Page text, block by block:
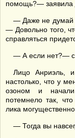
помощь?— заявила
— Даже не думай
— Довольно того,
справляться
— А если нет?—
Лицо Анриэль,
настолько, что у
озоном и начали
потемнело так,
лика
— Тогда вы